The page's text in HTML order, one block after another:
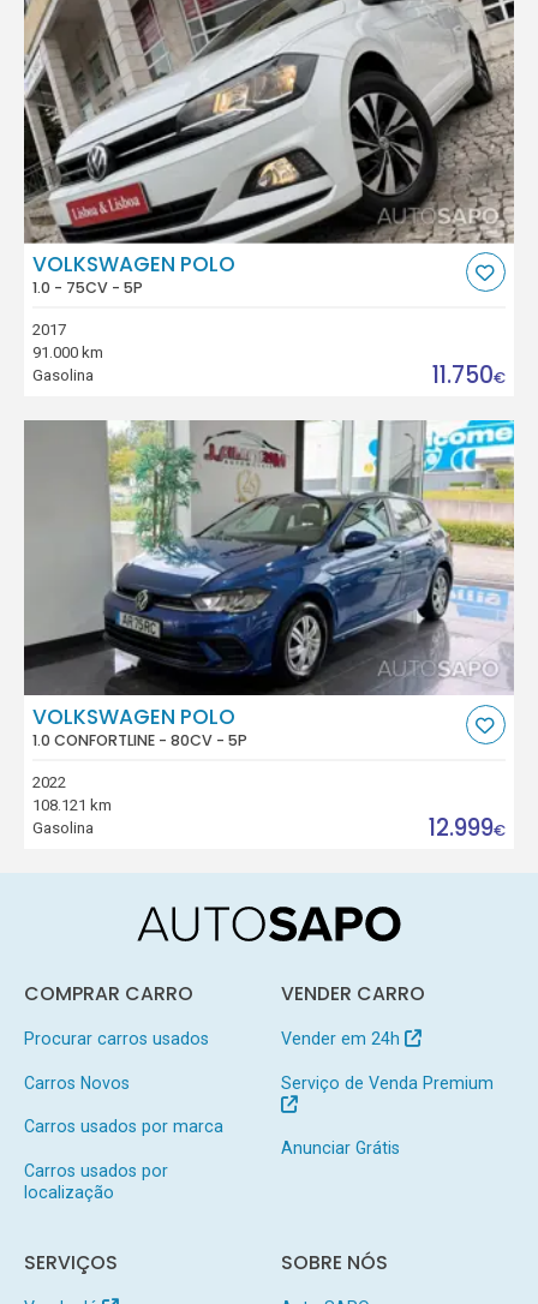
VOLKSWAGEN POLO
1.0 - 75CV - 5P
2017
91.000 km
Gasolina
11.750€
VOLKSWAGEN POLO
1.0 CONFORTLINE - 80CV - 5P
2022
108.121 km
Gasolina
12.999€
COMPRAR CARRO
Procurar carros usados
Carros Novos
Carros usados por marca
Carros usados por
localização
VENDER CARRO
Vender em 24h
Serviço de Venda Premium
Anunciar Grátis
SERVIÇOS SOBRE NÓS